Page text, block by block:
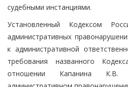
судебными инстанциями.
Установленный Кодексом
административных
к административной
требования названного
отношении Капанина